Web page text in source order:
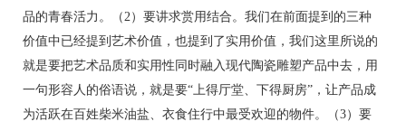
品的青春活力。（2）要讲求赏用结合。我们在前面提到的三种
价值中已经提到艺术价值，也提到了实用价值，我们这里所说的
就是要把艺术品质和实用性同时融入现代陶瓷雕塑产品中去，用
一句形容人的俗语说，就是要“上得厅堂、下得厨房”，让产品成
为活跃在百姓柴米油盐、衣食住行中最受欢迎的物件。（3）要